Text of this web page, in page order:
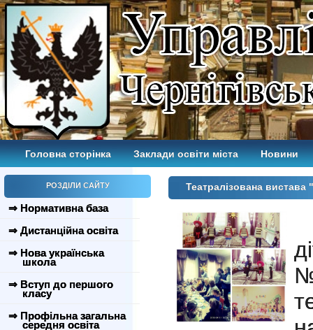
Головна сторінка Заклади освіти міста Новини
РОЗДІЛИ САЙТУ
⇒ Нормативна база
⇒ Дистанційна освіта
⇒ Нова українська
школа
⇒ Вступ до першого
класу
⇒ Профільна загальна
середня освіта
Театралізована